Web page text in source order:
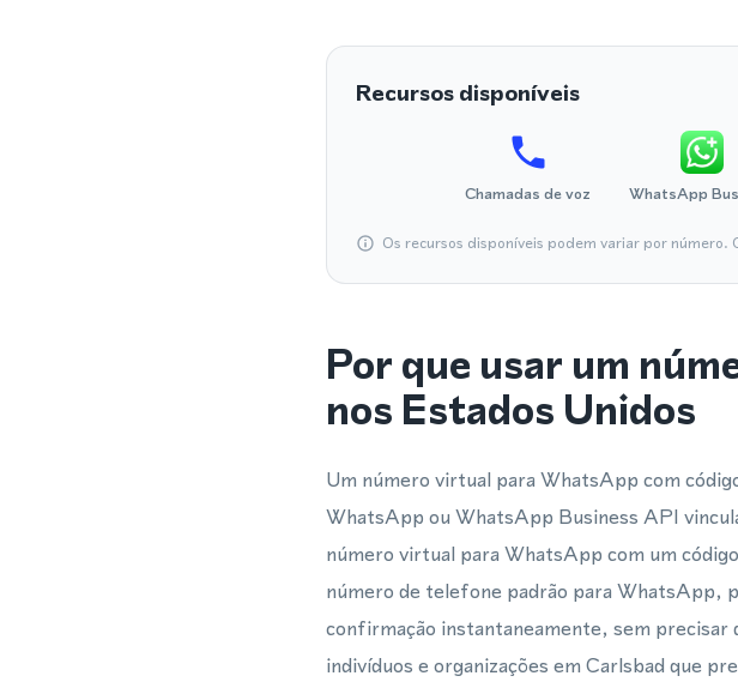
Recursos disponíveis
Chamadas de voz WhatsApp
Os recursos disponíveis podem variar por
Por que usar um
nos Estados Unidos
Um número virtual para WhatsApp com
WhatsApp ou WhatsApp Business API
número virtual para WhatsApp com um
número de telefone padrão para WhatsApp,
confirmação instantaneamente, sem
indivíduos e organizações em Carlsbad que